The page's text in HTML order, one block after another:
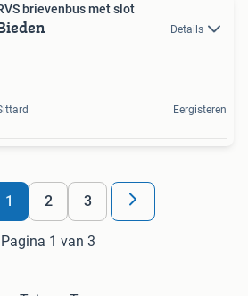
brievenbus met slot
Details
Eergisteren
1 2 3
Pagina 1 van 3